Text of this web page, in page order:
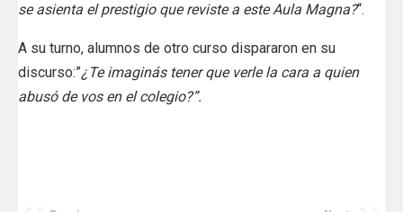
se asienta el prestigio que reviste a este Aula Magna?“.
A su turno, alumnos de otro curso dispararon en su
discurso:”¿Te imaginás tener que verle la cara a quien
abusó de vos en el colegio?”.